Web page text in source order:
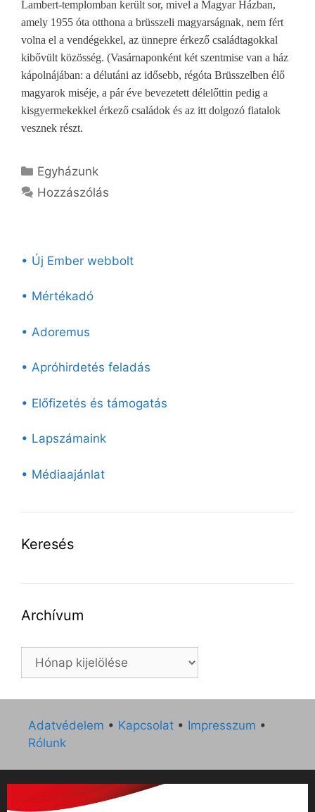
Lambert-templomban került sor, mivel a Magyar Házban,
amely 1955 óta otthona a brüsszeli magyarságnak, nem fért
volna el a vendégekkel, az ünnepre érkező családtagokkal
kibővült közösség. (Vasárnaponként két szentmise van a ház
kápolnájában: a délutáni az idősebb, régóta Brüsszelben élő
magyarok miséje, a pár éve bevezetett délelőttin pedig a
kisgyermekekkel érkező családok és az itt dolgozó fiatalok
vesznek részt.
Kategória
Egyházunk
Hozzászólás
• Új Ember webbolt
• Mértékadó
• Adoremus
• Apróhirdetés feladás
• Előfizetés és támogatás
• Lapszámaink
• Médiaajánlat
Keresés
Archívum
Archívum
Adatvédelem • Kapcsolat • Impresszum •
Rólunk